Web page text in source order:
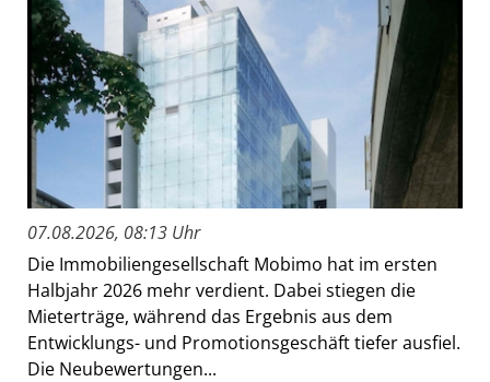
07.08.2026, 08:13 Uhr
Die Immobiliengesellschaft Mobimo hat im ersten
Halbjahr 2026 mehr verdient. Dabei stiegen die
Mieterträge, während das Ergebnis aus dem
Entwicklungs- und Promotionsgeschäft tiefer ausfiel.
Die Neubewertungen...